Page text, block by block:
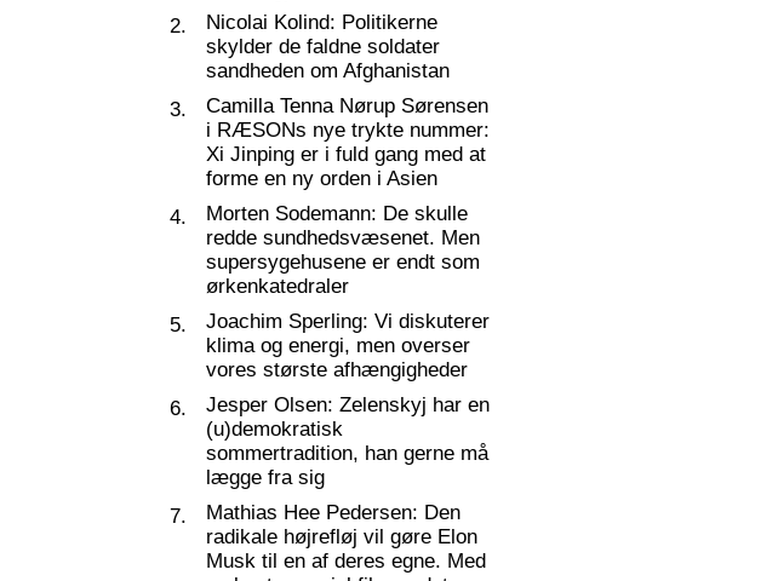
2.
Nicolai Kolind: Politikerne
skylder de faldne soldater
sandheden om Afghanistan
3.
Camilla Tenna Nørup Sørensen
i RÆSONs nye trykte nummer:
Xi Jinping er i fuld gang med at
forme en ny orden i Asien
4.
Morten Sodemann: De skulle
redde sundhedsvæsenet. Men
supersygehusene er endt som
ørkenkatedraler
5.
Joachim Sperling: Vi diskuterer
klima og energi, men overser
vores største afhængigheder
6.
Jesper Olsen: Zelenskyj har en
(u)demokratisk
sommertradition, han gerne må
lægge fra sig
7.
Mathias Hee Pedersen: Den
radikale højrefløj vil gøre Elon
Musk til en af deres egne. Med